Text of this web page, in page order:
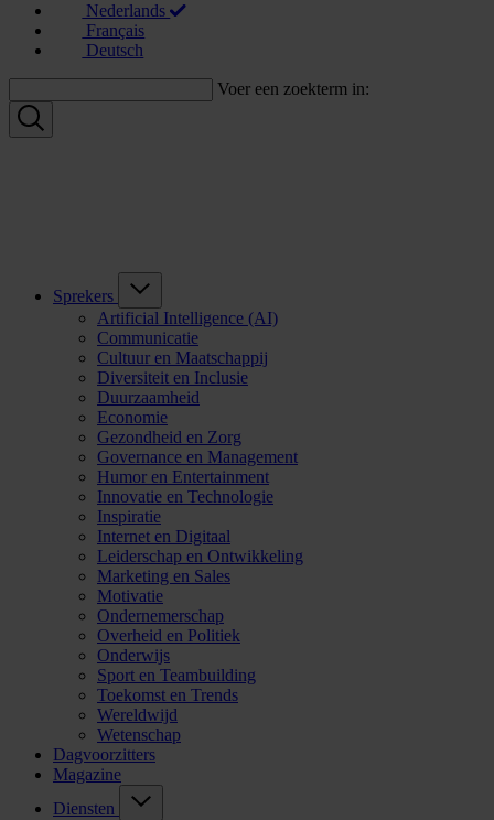
Nederlands
Français
Deutsch
Voer een zoekterm in:
Sprekers
Artificial Intelligence (AI)
Communicatie
Cultuur en Maatschappij
Diversiteit en Inclusie
Duurzaamheid
Economie
Gezondheid en Zorg
Governance en Management
Humor en Entertainment
Innovatie en Technologie
Inspiratie
Internet en Digitaal
Leiderschap en Ontwikkeling
Marketing en Sales
Motivatie
Ondernemerschap
Overheid en Politiek
Onderwijs
Sport en Teambuilding
Toekomst en Trends
Wereldwijd
Wetenschap
Dagvoorzitters
Magazine
Diensten